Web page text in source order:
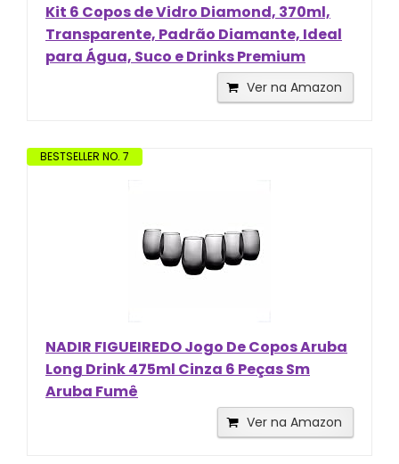
Kit 6 Copos de Vidro Diamond, 370ml,
Transparente, Padrão Diamante, Ideal
para Água, Suco e Drinks Premium
Ver na Amazon
BESTSELLER NO. 7
NADIR FIGUEIREDO Jogo De Copos Aruba
Long Drink 475ml Cinza 6 Peças Sm
Aruba Fumê
Ver na Amazon